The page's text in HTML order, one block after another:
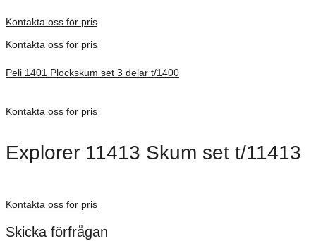
Kontakta oss för pris
Kontakta oss för pris
Peli 1401 Plockskum set 3 delar t/1400
Kontakta oss för pris
Explorer 11413 Skum set t/11413
Kontakta oss för pris
Skicka förfrågan